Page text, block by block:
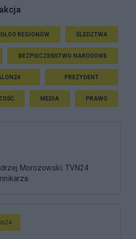
GŁOS REGIONÓW ŚLEDZTWA
BEZPIECZEŃSTWO NARODOWE
PREZYDENT
MEDIA PRAWO
Morozowski. TVN24